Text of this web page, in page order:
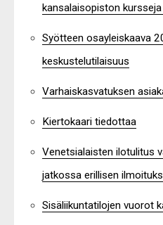
kansalaisopiston
Syötteen osayleiskaava
keskustelutilaisuus
Varhaiskasvatuksen
Kiertokaari tiedottaa
Venetsialaisten ilotulitus
jatkossa erillisen
Sisäliikuntatilojen vuorot